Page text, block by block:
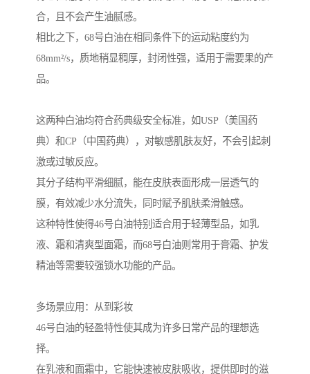
合，且不会产生油腻感。
相比之下，68号白油在相同条件下的运动粘度约为
68mm²/s，质地稍显稠厚，封闭性强，适用于需要果的产
品。
这两种白油均符合药典级安全标准，如USP（美国药
典）和CP（中国药典），对敏感肌肤友好，不会引起刺
激或过敏反应。
其分子结构平滑细腻，能在皮肤表面形成一层透气的
膜，有效减少水分流失，同时赋予肌肤柔滑触感。
这种特性使得46号白油特别适合用于轻薄型品，如乳
液、霜和清爽型面霜，而68号白油则常用于膏霜、护发
精油等需要较强锁水功能的产品。
多场景应用：从到彩妆
46号白油的轻盈特性使其成为许多日常产品的理想选
择。
在乳液和面霜中，它能快速被皮肤吸收，提供即时的滋